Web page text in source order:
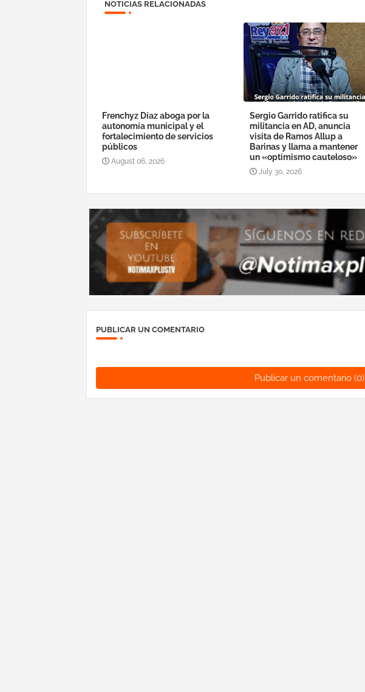
NOTICIAS RELACIONADAS
Frenchyz Díaz aboga por la
autonomía municipal y el
fortalecimiento de servicios
públicos
August 06, 2026
Sergio Garrido ratifica su
militancia en AD, anuncia
visita de Ramos Allup a
Barinas y llama a mantener
un «optimismo cauteloso»
July 30, 2026
PUBLICAR UN COMENTARIO
Publicar un comentario (0)